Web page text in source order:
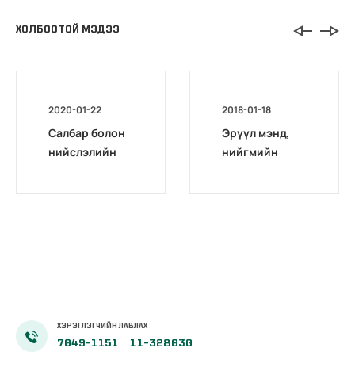
ХОЛБООТОЙ МЭДЭЭ
2020-01-22
Салбар болон
нийслэлийн
2018-01-18
Эрүүл мэнд,
нийгмийн
ХЭРЭГЛЭГЧИЙН ЛАВЛАХ
7049-1151 11-328030